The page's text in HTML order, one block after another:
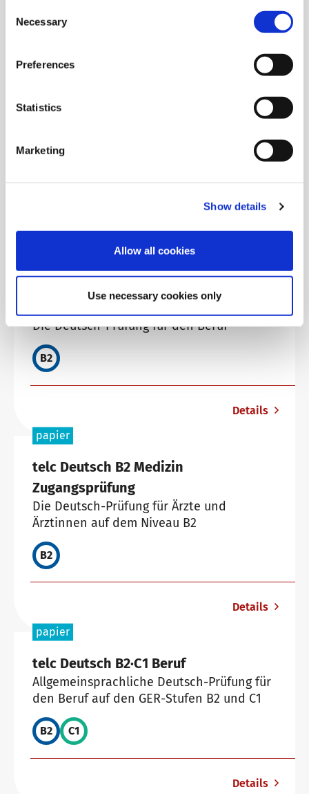
Selection
Necessary
Preferences
Statistics
Marketing
Show details
Allow all cookies
Use necessary cookies only
B1
Details
Die Prüfung für allgemeinsprachliches
hybrid papier
telc Deutsch B2+ Beruf
Die Deutsch-Prüfung für den Beruf
B2
Details
papier
telc Deutsch B2 Medizin
Zugangsprüfung
Die Deutsch-Prüfung für Ärzte und
Ärztinnen auf dem Niveau B2
B2
Details
papier
telc Deutsch B2∙C1 Beruf
Allgemeinsprachliche Deutsch-Prüfung für
den Beruf auf den GER-Stufen B2 und C1
B2 C1
Details